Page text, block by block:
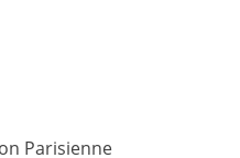
Parisienne